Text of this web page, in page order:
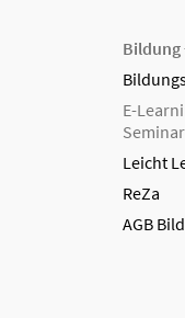
Bildung
E-
Leicht
ReZa
AGB